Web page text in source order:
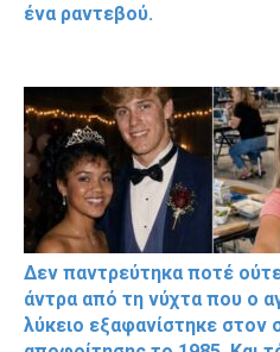
ένα ραντεβού.
Δεν παντρεύτηκα ποτέ
άντρα από τη νύχτα που ο
λύκειο εξαφανίστηκε στον